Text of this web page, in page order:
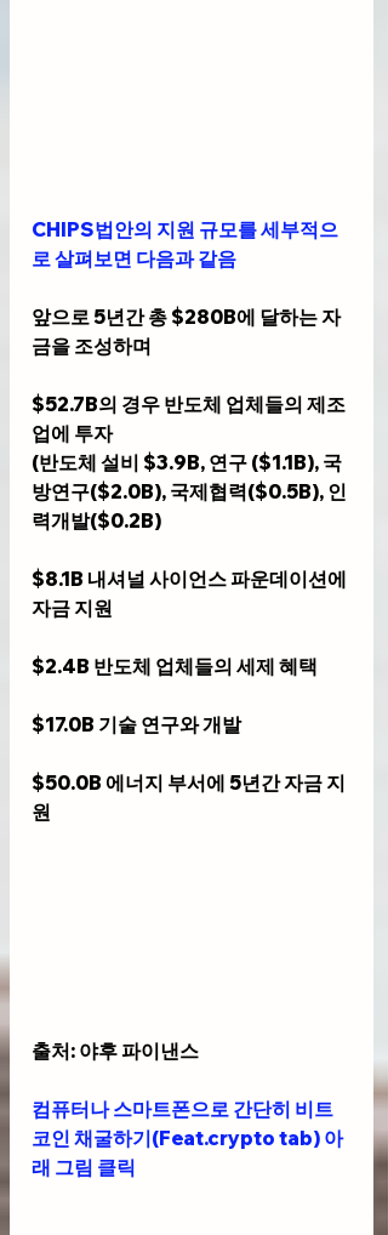
CHIPS법안의 지원 규모를 세부적으
로 살펴보면 다음과 같음
앞으로 5년간 총 $280B에 달하는 자
금을 조성하며
$52.7B의 경우 반도체 업체들의 제조
업에 투자
(반도체 설비 $3.9B, 연구 ($1.1B), 국
방연구($2.0B), 국제협력($0.5B), 인
력개발($0.2B)
$8.1B 내셔널 사이언스 파운데이션에
자금 지원
$2.4B 반도체 업체들의 세제 혜택
$17.0B 기술 연구와 개발
$50.0B 에너지 부서에 5년간 자금 지
원
출처: 야후 파이낸스
컴퓨터나 스마트폰으로 간단히 비트
코인 채굴하기(Feat.crypto tab) 아
래 그림 클릭